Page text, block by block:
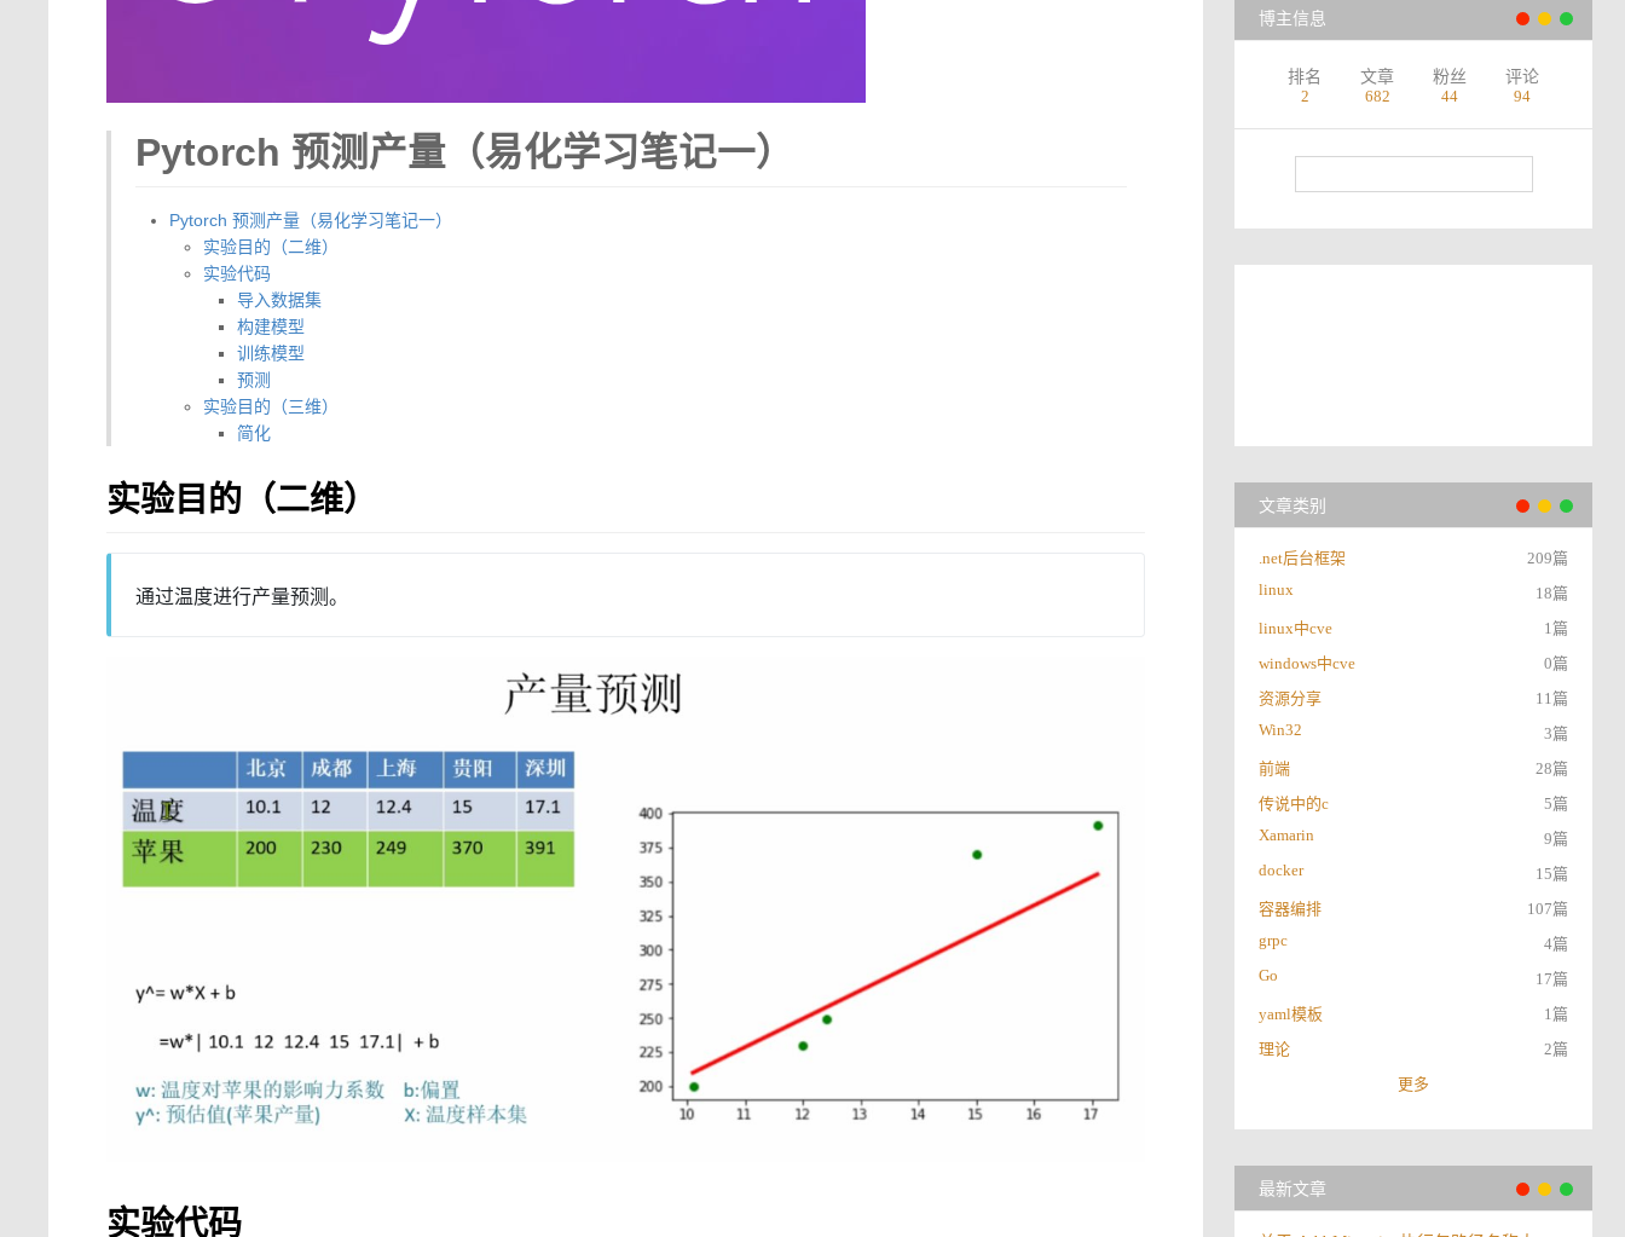
Pytorch 预测产量（易化学习笔记一）
Pytorch 预测产量（易化学习笔记一）
实验目的（二维）
实验代码
导入数据集
构建模型
训练模型
预测
实验目的（三维）
简化
实验目的（二维）
通过温度进行产量预测。
实验代码
博主信息
排名
2
文章
682
粉丝
44
评论
94
文章类别
.net后台框架
209篇
linux
18篇
linux中cve
1篇
windows中cve
0篇
资源分享
11篇
Win32
3篇
前端
28篇
传说中的c
5篇
Xamarin
9篇
docker
15篇
容器编排
107篇
grpc
4篇
Go
17篇
yaml模板
1篇
理论
2篇
更多
最新文章